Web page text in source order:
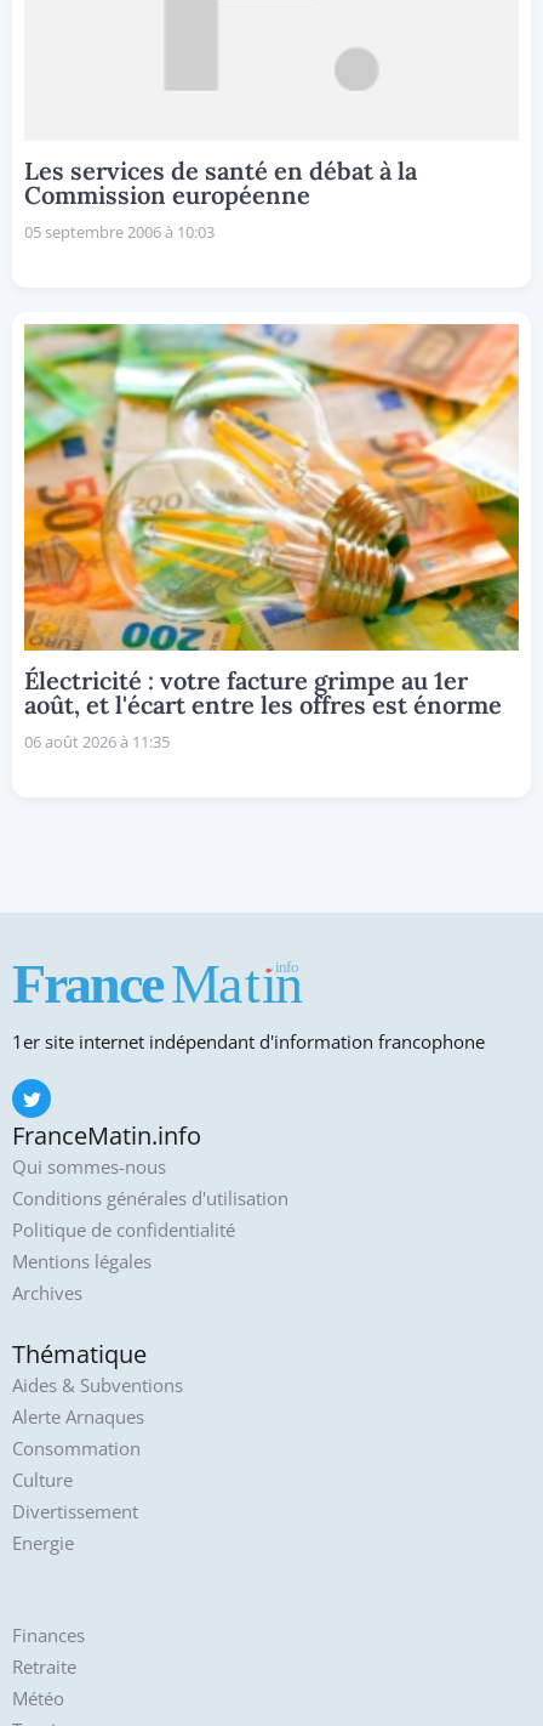
Les services de santé en débat à la
Commission européenne
05 septembre 2006 à 10:03
Électricité : votre facture grimpe au 1er
août, et l'écart entre les offres est énorme
06 août 2026 à 11:35
1er site internet indépendant d'information francophone
FranceMatin.info
Qui sommes-nous
Conditions générales d'utilisation
Politique de confidentialité
Mentions légales
Archives
Thématique
Aides & Subventions
Alerte Arnaques
Consommation
Culture
Divertissement
Energie
Finances
Retraite
Météo